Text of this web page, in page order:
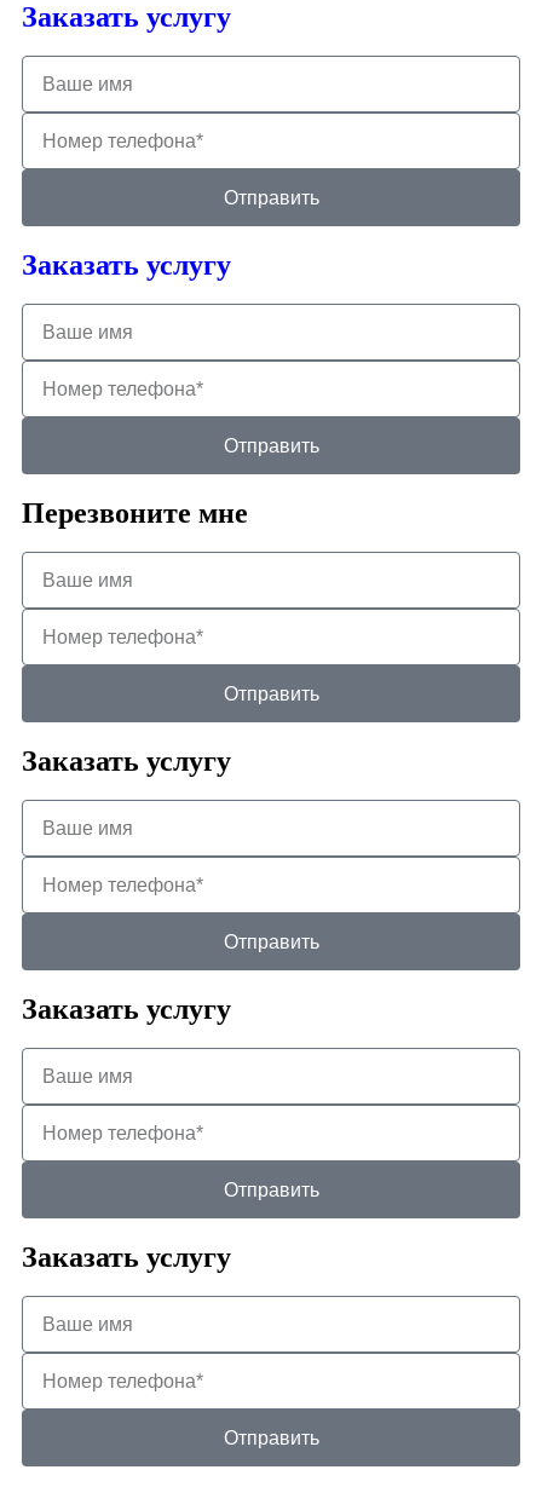
Заказать услугу
Отправить
Заказать услугу
Отправить
Перезвоните мне
Отправить
Заказать услугу
Отправить
Заказать услугу
Отправить
Заказать услугу
Отправить